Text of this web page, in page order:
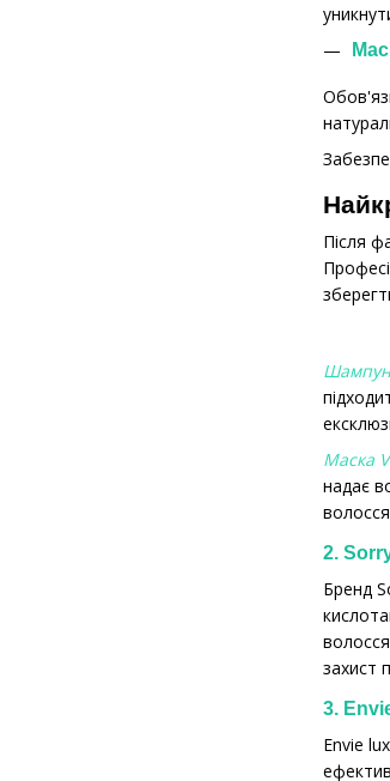
Після
Маска
надає
2.
Бренд
захист
3.
Envie